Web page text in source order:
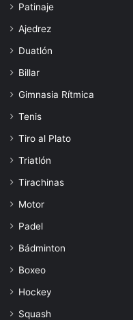
Patinaje
Ajedrez
Duatlón
Billar
Gimnasia Rítmica
Tenis
Tiro al Plato
Triatlón
Tirachinas
Motor
Padel
Bádminton
Boxeo
Hockey
Squash